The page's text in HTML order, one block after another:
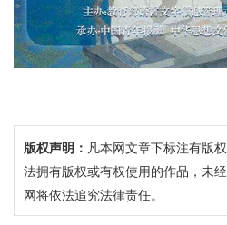
版权声明： 凡本网文章下标注有版
法拥有版权或有权使用的作品，未
网将依法追究法律责任。